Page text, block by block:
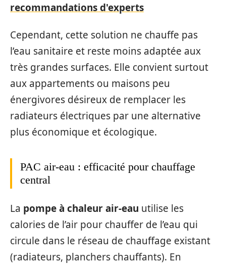
recommandations d'experts
Cependant, cette solution ne chauffe pas
l’eau sanitaire et reste moins adaptée aux
très grandes surfaces. Elle convient surtout
aux appartements ou maisons peu
énergivores désireux de remplacer les
radiateurs électriques par une alternative
plus économique et écologique.
PAC air-eau : efficacité pour chauffage
central
La pompe à chaleur air-eau utilise les
calories de l’air pour chauffer de l’eau qui
circule dans le réseau de chauffage existant
(radiateurs, planchers chauffants). En